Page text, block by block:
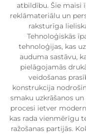
atbildību. Šie maisi
reklāmateriālu un
raksturīga
Tehnoloģiskās
tehnoloģijas, kas
auduma sastāvu,
pielāgojamās
veidošanas
konstrukcija
smaku uzkrāšanos
procesi ietver
kas rada vienmērīgu
ražošanas partijās.